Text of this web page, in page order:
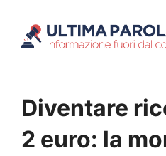
Diventare
2 euro: la